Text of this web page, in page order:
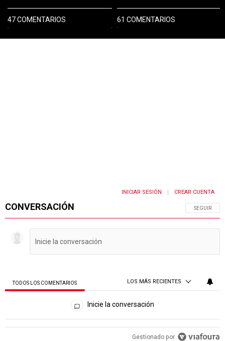
47 COMENTARIOS 61 COMENTARIOS
CONVERSACIÓN SIGA ESTA
SEGUIR
INICIAR SESIÓN CREAR CUENTA
TODOS LOS COMENTARIOS LOS MÁS RECIENTES
Todos los comentarios
Inicie la conversación
Gestionado por